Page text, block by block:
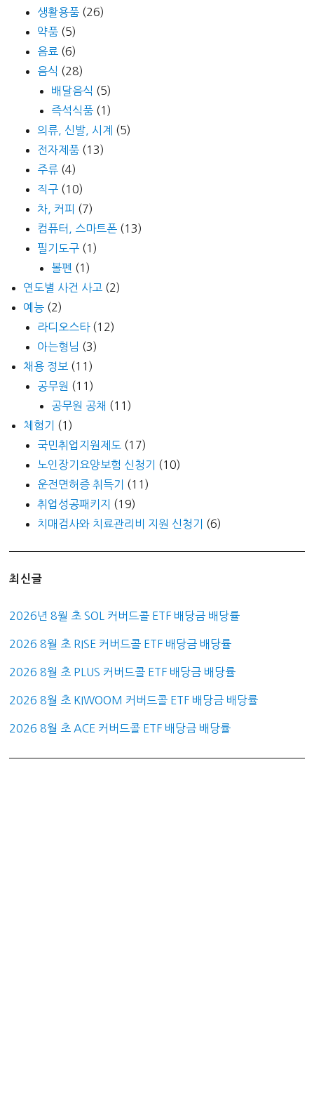
생활용품 (26)
약품 (5)
음료 (6)
음식 (28)
배달음식 (5)
즉석식품 (1)
의류, 신발, 시계 (5)
전자제품 (13)
주류 (4)
직구 (10)
차, 커피 (7)
컴퓨터, 스마트폰 (13)
필기도구 (1)
볼펜 (1)
연도별 사건 사고 (2)
예능 (2)
라디오스타(12)
아는형님 (3)
채용 정보 (11)
공무원 (11)
공무원 공채 (11)
체험기
(1)
국민취업지원제도 (17)
노인장기요양보험 신청기
(10)
운전면허증 취득기
(11)
취업성공패키지
(19)
치매검사와 치료관리비 지원 신청기
(6)
최신글
2026년 8월 초 SOL 커버드콜 ETF 배당금 배당률
2026 8월 초 RISE 커버드콜 ETF 배당금 배당률
2026 8월 초 PLUS 커버드콜 ETF 배당금 배당률
2026 8월 초 KIWOOM 커버드콜 ETF 배당금 배당률
2026 8월 초 ACE 커버드콜 ETF 배당금 배당률